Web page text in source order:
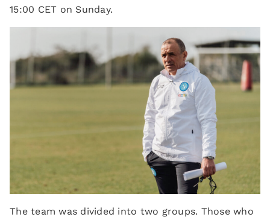
15:00 CET on Sunday.
The team was divided into two groups. Those who